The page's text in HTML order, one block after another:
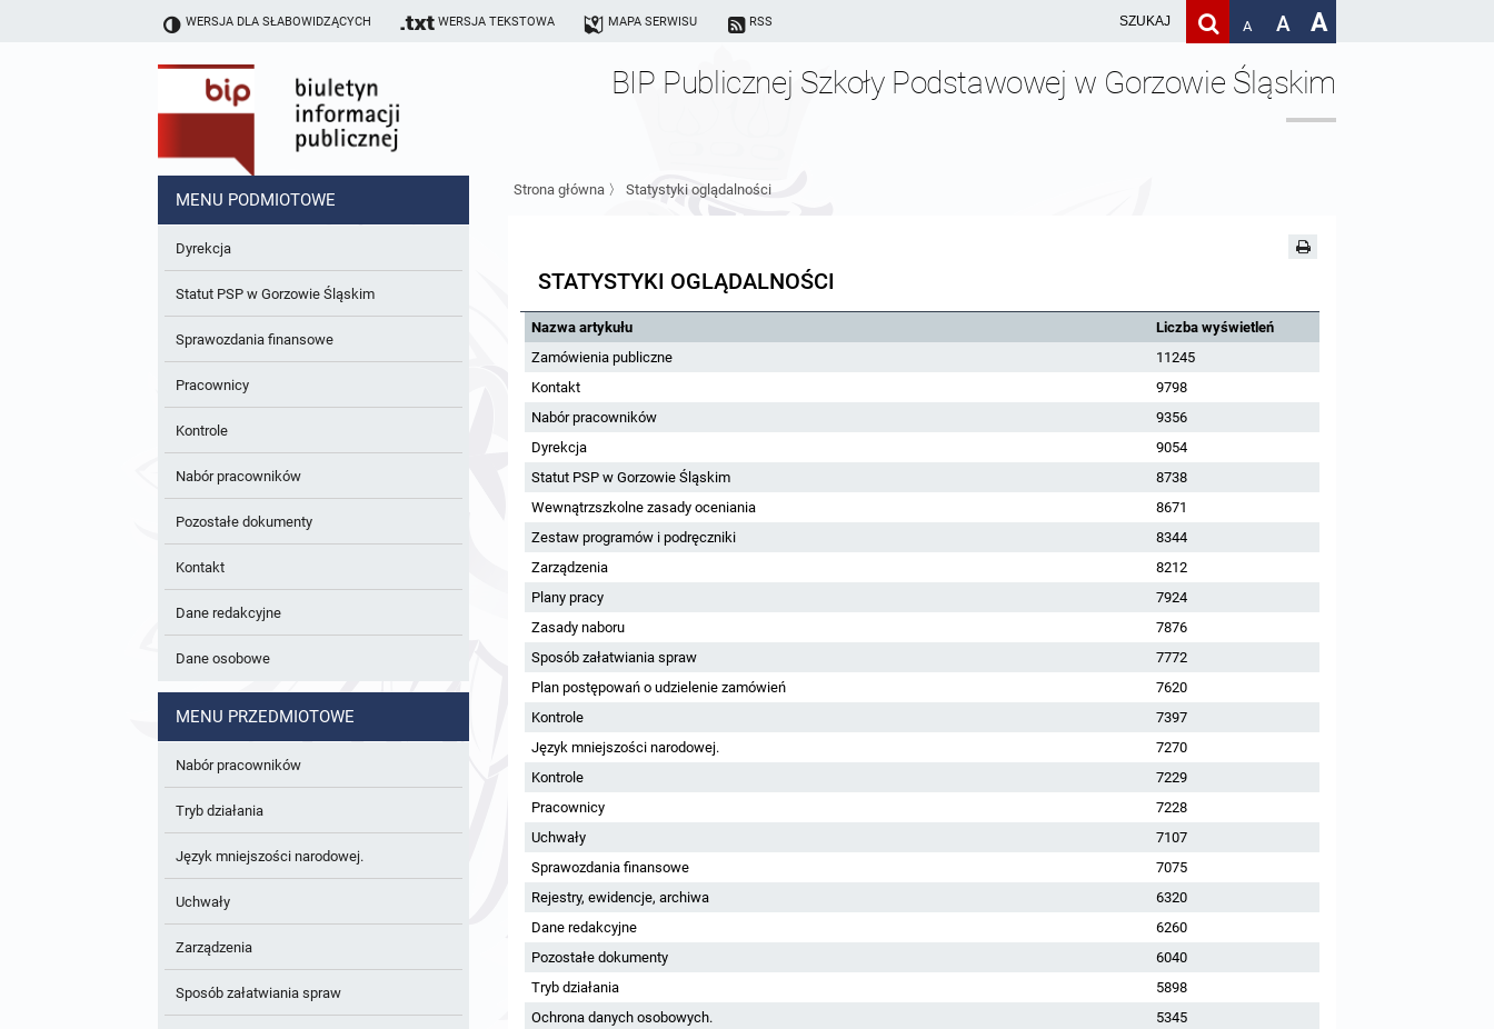
WERSJA DLA SŁABOWIDZĄCYCH WERSJA TEKSTOWA MAPA SERWISU RSS A A A
BIP Publicznej Szkoły Podstawowej w Gorzowie Śląskim
MENU PODMIOTOWE
Dyrekcja
Statut PSP w Gorzowie Śląskim
Sprawozdania finansowe
Pracownicy
Kontrole
Nabór pracowników
Pozostałe dokumenty
Kontakt
Dane redakcyjne
Dane osobowe
MENU PRZEDMIOTOWE
Nabór pracowników
Tryb działania
Język mniejszości narodowej.
Uchwały
Zarządzenia
Sposób załatwiania spraw
Strona główna 〉 Statystyki oglądalności
STATYSTYKI OGLĄDALNOŚCI
Nazwa artykułu
Liczba wyświetleń
Zamówienia publiczne
11245
Kontakt
9798
Nabór pracowników
9356
Dyrekcja
9054
Statut PSP w Gorzowie Śląskim
8738
Wewnątrzszkolne zasady oceniania
8671
Zestaw programów i podręczniki
8344
Zarządzenia
8212
Plany pracy
7924
Zasady naboru
7876
Sposób załatwiania spraw
7772
Plan postępowań o udzielenie zamówień
7620
Kontrole
7397
Język mniejszości narodowej.
7270
Kontrole
7229
Pracownicy
7228
Uchwały
7107
Sprawozdania finansowe
7075
Rejestry, ewidencje, archiwa
6320
Dane redakcyjne
6260
Pozostałe dokumenty
6040
Tryb działania
5898
Ochrona danych osobowych.
5345